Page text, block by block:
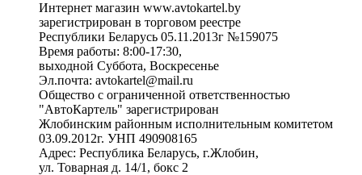
Интернет магазин www.avtokartel.by
зарегистрирован в торговом реестре
Республики Беларусь 05.11.2013г №159075
Время работы: 8:00-17:30,
выходной Суббота, Воскресенье
Эл.почта: avtokartel@mail.ru
Общество с ограниченной ответственностью
"АвтоКартель" зарегистрирован
Жлобинским районным исполнительным комитетом
03.09.2012г. УНП 490908165
Адрес: Республика Беларусь, г.Жлобин,
ул. Товарная д. 14/1, бокс 2